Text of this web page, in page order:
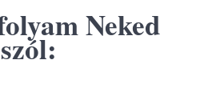
Neked
szól: